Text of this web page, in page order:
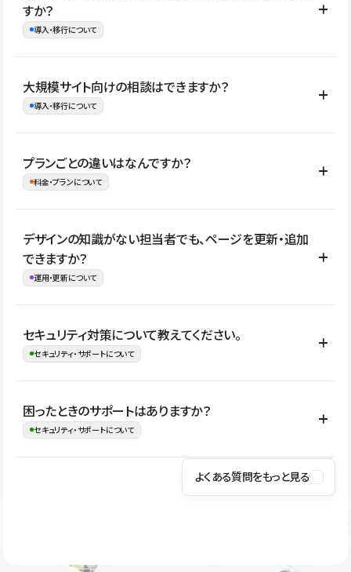
グ・メディア、イベントサイト、店舗・商品紹介サイト、ポートフ
ォリオなど幅広く制作できます。
すか？
導入・移行について
はい。既存サイトの構成やコンテンツ、URLを整理したうえで、
Studio上に再構築する形で移行できます。 WordPressの場合は、
イト全体のデザインや設定がそのまま移行されるわけではないた
め、移行後にページ構成やデザイン、CMS設計、URL・リダイレク
大規模サイト向けの相談はできますか？
導入・移行について
はい。アクセス規模が大きいサイトや、複数部門での運用、権限管
理、セキュリティ確認、既存システムとの連携など、個別の要件が
ない段階でも、お問い合わせください。
お問合せはこちら
プランごとの違いはなんですか？
料金・プランについて
公開ページ数、バージョン履歴の期間、CMS利用数の上限、権限
管理の有無などがプランごとに異なります。詳しくは料金プランペ
ージをご覧ください。
デザインの知識がない担当者でも、ページを更新・追加
できますか？
運用・更新について
はい。CMSやコンポーネントを活用して更新範囲を設計しておく
ことで、デザインを崩しにくい状態で運用できます。 さらにコン
ながらレイアウトに影響を与えずに更新作業を進めやすくなりま
す。
セキュリティ対策について教えてください。
セキュリティ・サポートについて
Studioでは、公開サイトやサービスを安全に利用できるよう、通信
の暗号化、データ保護、アクセス管理、脆弱性対策など、複数の観
はSSL/TLSによる通信暗号化に対応しており、悪質なスクリプトの
困ったときのサポートはありますか？
セキュリティ・サポートについて
操作方法や機能については、ヘルプセンターでご確認いただけま
ユーザー同士で質問・相談できるコミュニティもご利用ください。
よくある質問をもっと見る